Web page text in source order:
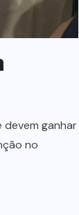
ganhar
no